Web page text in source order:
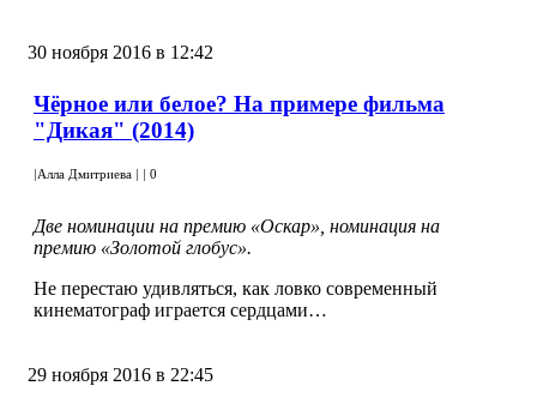
30 ноября 2016 в 12:42
Чёрное или белое? На примере фильма
"Дикая" (2014)
|Алла Дмитриева | | 0
Две номинации на премию «Оскар», номинация на
премию «Золотой глобус».
Не перестаю удивляться, как ловко современный
кинематограф играется сердцами…
29 ноября 2016 в 22:45